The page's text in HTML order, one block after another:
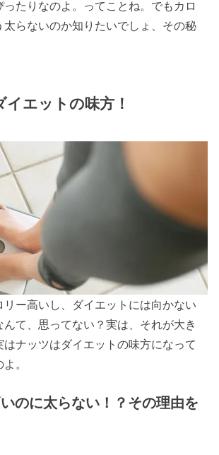
たりなのよ。ってことね。でもカロ
太らないのか知りたいでしょ、その秘
エットの味方！
リー高いし、ダイエットには向かない
んて、思ってない？実は、それが大き
はナッツはダイエットの味方になって
。
のに太らない！？その理由を